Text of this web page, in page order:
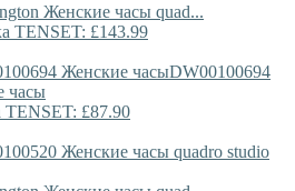
Женские часы quad...
TENSET: £143.99
DW00100694
часы
TENSET: £87.90